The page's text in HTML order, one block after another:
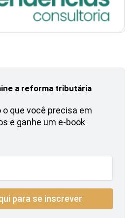
a reforma tributária
o que você precisa em
e ganhe um e-book